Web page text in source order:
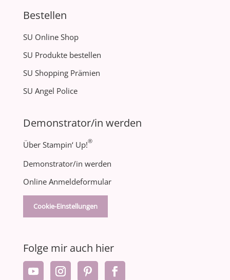
Bestellen
SU Online Shop
SU Produkte bestellen
SU Shopping Prämien
SU Angel Police
Demonstrator/in werden
Über Stampin‘ Up!®
Demonstrator/in werden
Online Anmeldeformular
Cookie-Einstellungen
Folge mir auch hier